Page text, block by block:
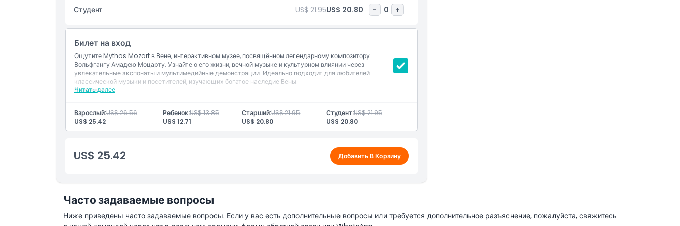
Вещи, которые нужно знать
Местоположение
Как добраться туда
Как воспользоваться
Студент US$ 21.95US$ 20.80 - 0 +
Билет на вход
Ощутите Mythos Mozart в Вене, интерактивном музее, посвящённом легендарному композитору
Вольфгангу Амадею Моцарту. Узнайте о его жизни, вечной музыке и культурном влиянии через
увлекательные экспонаты и мультимедийные демонстрации. Идеально подходит для любителей
классической музыки и посетителей, изучающих богатое наследие Вены.
Читать далее
Включено
Доступ к мультимедийным демонстрациям, исследующим жизнь и творчество Моцарта
Вход во все пять тематических разделов с интерактивными и сенсорными элементами
Самостоятельное посещение исторических комнат, где Моцарт сочинял ключевые произведения
Взрослый:US$ 26.56
US$ 25.42
Ребенок:US$ 13.85
US$ 12.71
Старший:US$ 21.95
US$ 20.80
Студент:US$ 21.95
US$ 20.80
US$ 25.42 Добавить В Корзину
Часто задаваемые вопросы
Ниже приведены часто задаваемые вопросы. Если у вас есть дополнительные вопросы или требуется дополнительное разъяснение, пожалуйста, свяжитесь